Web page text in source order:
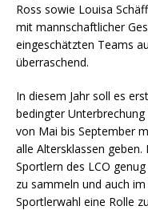
Ross sowie Louisa
mit mannschaftlicher
eingeschätzten Teams
überraschend.
In diesem Jahr soll es
bedingter
von Mai bis September
alle Altersklassen
Sportlern des LCO
zu sammeln und auch
Sportlerwahl eine Rolle